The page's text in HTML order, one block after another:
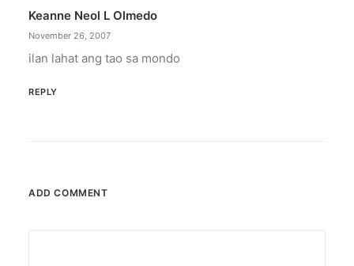
Keanne Neol L Olmedo
November 26, 2007
ilan lahat ang tao sa mondo
REPLY
ADD COMMENT